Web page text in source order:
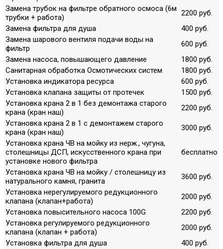
Замена трубок на фильтре обратного осмоса (6м
трубки + работа)
2200 руб.
Замена фильтра для душа
400 руб.
Замена шарового вентиля подачи воды на
фильтр
600 руб.
Замена насоса, повышающего давление
1800 руб.
Санитарная обработка Осмотических систем
1800 руб.
Установка индикатора ресурса
600 руб.
Установка клапана защиты от протечек
1500 руб.
Установка крана 2 в 1 без демонтажа старого
крана (кран наш)
2200 руб.
Установка крана 2 в 1 с демонтажем старого
крана (кран наш)
3000 руб.
Установка крана ЧВ на мойку из нерж., чугуна,
столешницы ДСП, искусственного крана при
установке нового фильтра
бесплатно
Установка крана ЧВ на мойку / столешницу из
натурального камня, гранита
3600 руб.
Установка нерегулируемого редукционного
клапана (клапан+работа)
2000 руб.
Установка повысительного насоса 100G
2200 руб.
Установка регулируемого редукционного
клапана (клапан + работа)
2000 руб.
Установка фильтра для душа
400 руб.